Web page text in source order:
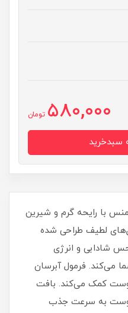
580,000 تومان
با رایحه گرم و شیرین
لطیف طراحی شده
شادابی و انرژی
می‌کند. فرمول آبرسان
کمک می‌کند. بافت
به سرعت جذب